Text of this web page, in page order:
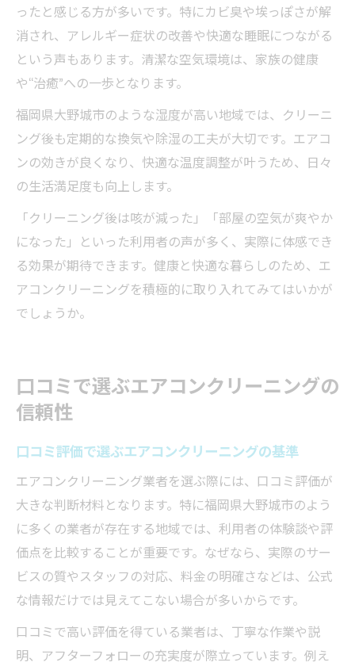
ったと感じる方が多いです。特にカビ臭や埃っぽさが解
消され、アレルギー症状の改善や快適な睡眠につながる
という声もあります。清潔な空気環境は、家族の健康
や“治癒”への一歩となります。
福岡県大野城市のような湿度が高い地域では、クリーニ
ング後も定期的な換気や除湿の工夫が大切です。エアコ
ンの効きが良くなり、快適な温度調整が叶うため、日々
の生活満足度も向上します。
「クリーニング後は咳が減った」「部屋の空気が爽やか
になった」といった利用者の声が多く、実際に体感でき
る効果が期待できます。健康と快適な暮らしのため、エ
アコンクリーニングを積極的に取り入れてみてはいかが
でしょうか。
口コミで選ぶエアコンクリーニングの
信頼性
口コミ評価で選ぶエアコンクリーニングの基準
エアコンクリーニング業者を選ぶ際には、口コミ評価が
大きな判断材料となります。特に福岡県大野城市のよう
に多くの業者が存在する地域では、利用者の体験談や評
価点を比較することが重要です。なぜなら、実際のサー
ビスの質やスタッフの対応、料金の明確さなどは、公式
な情報だけでは見えてこない場合が多いからです。
口コミで高い評価を得ている業者は、丁寧な作業や説
明、アフターフォローの充実度が際立っています。例え